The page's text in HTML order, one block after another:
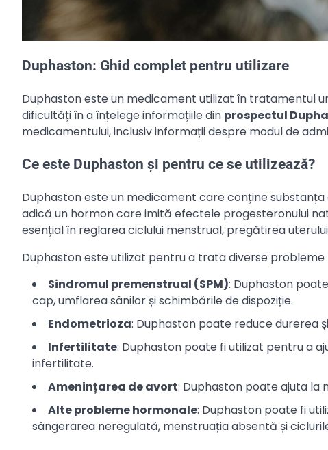
Duphaston: Ghid complet pentru utilizare
Duphaston este un medicament utilizat în tratamentul
dificultăți în a înțelege informațiile din prospectul
medicamentului, inclusiv informații despre modul de
Ce este Duphaston și pentru ce se utilizează?
Duphaston este un medicament care conține
adică un hormon care imită efectele progesteronului
esențial în reglarea ciclului menstrual, pregătirea
Duphaston este utilizat pentru a trata diverse probleme
Sindromul premenstrual (SPM): Duphaston
cap, umflarea sânilor și schimbările de dispoziție.
Endometrioza: Duphaston poate reduce durerea
Infertilitate: Duphaston poate fi utilizat pentru a
infertilitate.
Amenințarea de avort: Duphaston poate ajuta la
Alte probleme hormonale: Duphaston poate fi
sângerarea neregulată, menstruația absentă și